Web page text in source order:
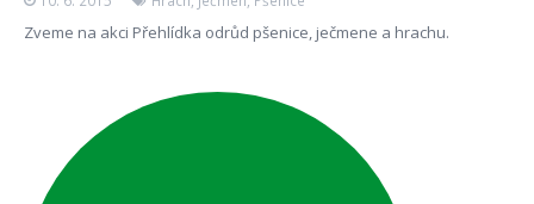
Zveme na akci Přehlídka odrůd pšenice, ječmene a hrachu.